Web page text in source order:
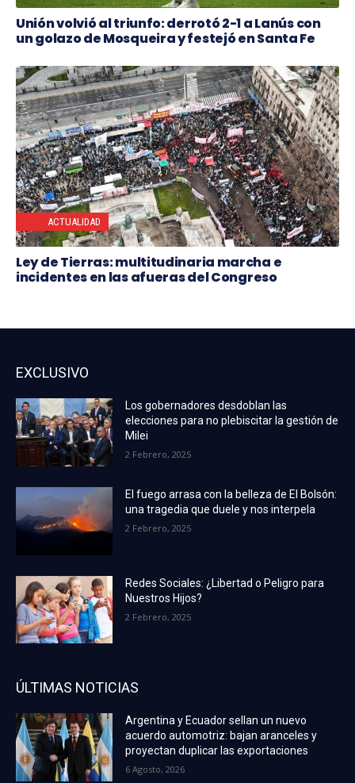
Unión volvió al triunfo: derrotó 2-1 a Lanús con
un golazo de Mosqueira y festejó en Santa Fe
ACTUALIDAD
Ley de Tierras: multitudinaria marcha e
incidentes en las afueras del Congreso
EXCLUSIVO
Los gobernadores desdoblan las
elecciones para no plebiscitar la gestión de
Milei
2 Febrero, 2025
El fuego arrasa con la belleza de El Bolsón:
una tragedia que duele y nos interpela
2 Febrero, 2025
Redes Sociales: ¿Libertad o Peligro para
Nuestros Hijos?
2 Febrero, 2025
ÚLTIMAS NOTICIAS
Argentina y Ecuador sellan un nuevo
acuerdo automotriz: bajan aranceles y
proyectan duplicar las exportaciones
6 Agosto, 2026